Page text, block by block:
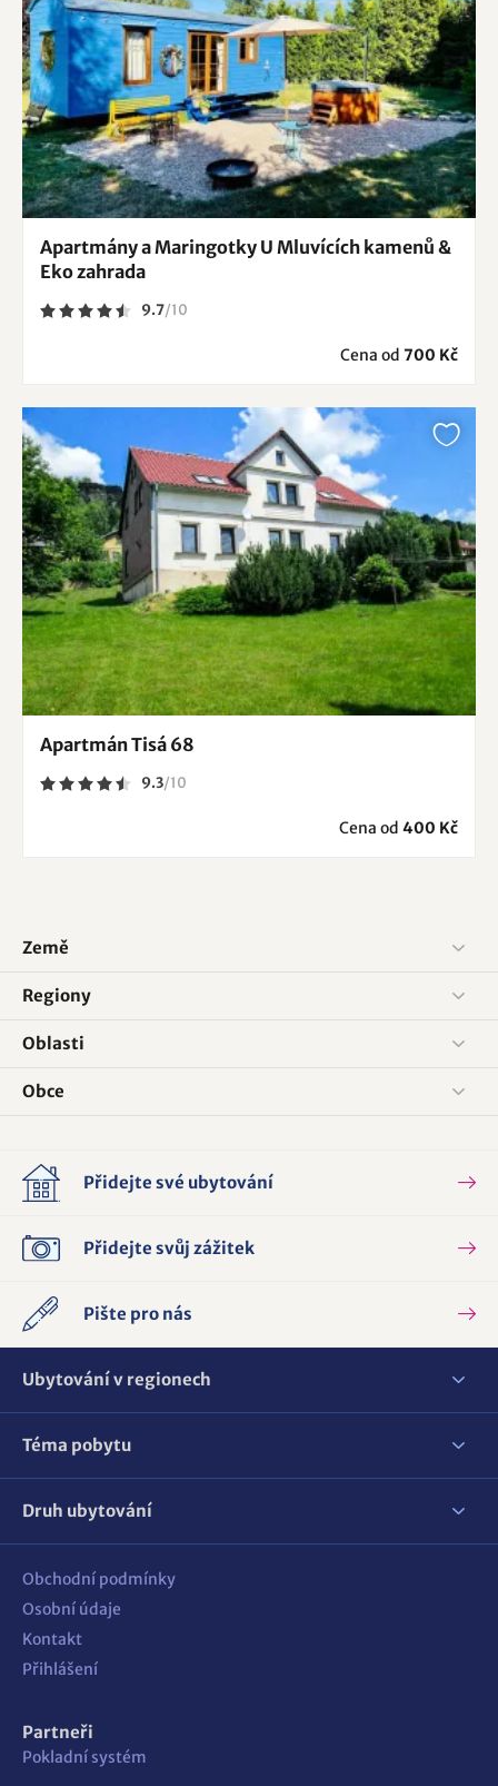
Apartmány a Maringotky U Mluvících kamenů &
Eko zahrada
9.7/10
Cena od 700 Kč
Apartmán Tisá 68
9.3/10
Cena od 400 Kč
Země
Regiony
Oblasti
Obce
Přidejte své ubytování
Přidejte svůj zážitek
Pište pro nás
Ubytování v regionech
Téma pobytu
Druh ubytování
Obchodní podmínky
Osobní údaje
Kontakt
Přihlášení
Partneři
Pokladní systém